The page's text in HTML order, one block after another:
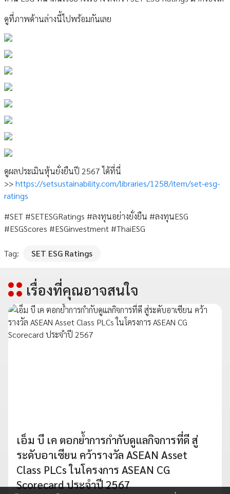
ดูที่ภาพด้านล่างนี้ไปพร้อมกันเลย
ดูผลประเมินหุ้นยั่งยืนปี 2567 ได้ที่นี่
>>https://setsustainability.com/libraries/1258/item/set-esg-
ratings
#SET #SETESGRatings #ลงทุนอย่างยั่งยืน #ลงทุนESG
#ESGScores #ESGinvestment #ThaiESG
Tag: SET ESG Ratings
เรื่องที่คุณอาจสนใจ
เอ็ม บี เค ตอกย้ำการกำกับดูแลกิจการที่ดี สู่
ระดับอาเซียน คว้ารางวัล ASEAN Asset
Class PLCs ในโครงการ ASEAN CG
Scorecard ประจำปี 2567